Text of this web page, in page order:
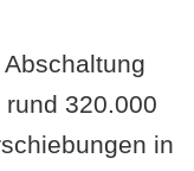
320.000
in